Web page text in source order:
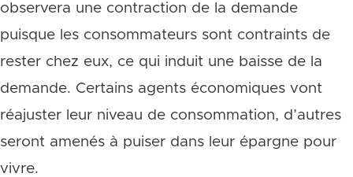
observera une contraction de la demande
puisque les consommateurs sont contraints de
rester chez eux, ce qui induit une baisse de la
demande. Certains agents économiques vont
réajuster leur niveau de consommation, d’autres
seront amenés à puiser dans leur épargne pour
vivre.